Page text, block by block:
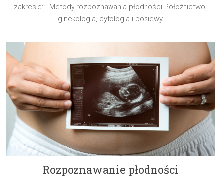
zakresie: Metody rozpoznawania płodności Położnictwo,
ginekologia, cytologia i posiewy
Rozpoznawanie płodności